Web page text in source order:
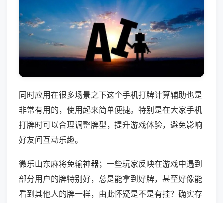
同时应用在很多场景之下这个手机打牌计算辅助也是
非常有用的，使用起来简单便捷。特别是在大家手机
打牌时可以合理调整牌型，提升游戏体验，避免影响
好友间互动乐趣。
微乐山东麻将免输神器；一些玩家反映在游戏中遇到
部分用户的牌特别好，总是能拿到好牌，甚至好像能
看到其他人的牌一样，由此怀疑是不是有挂？确实存